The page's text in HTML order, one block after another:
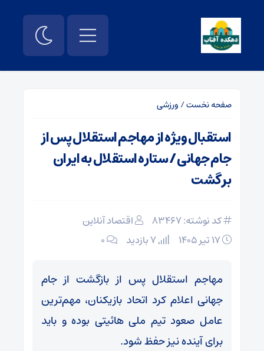
صفحه نخست/ ورزشی
استقبال ویژه از مهاجم استقلال پس از
جام جهانی / ستاره استقلال به ایران
برگشت
کد نوشته: 83467
اقتصاد آنلاین
۰
مهاجم استقلال پس از بازگشت از جام
جهانی اعلام کرد اتحاد بازیکنان، مهم‌ترین
عامل صعود تیم ملی هائیتی بوده و باید
برای آینده نیز حفظ شود.